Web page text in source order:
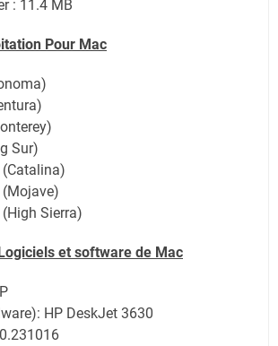
: 11.4 MB
Pour Mac
Sur)
Sierra)
et software de Mac
HP DeskJet 3630